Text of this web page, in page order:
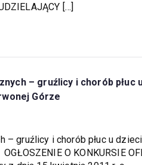
[…]
– gruźlicy i chorób płuc
Górze
gruźlicy i chorób płuc u
O KONKURSIE